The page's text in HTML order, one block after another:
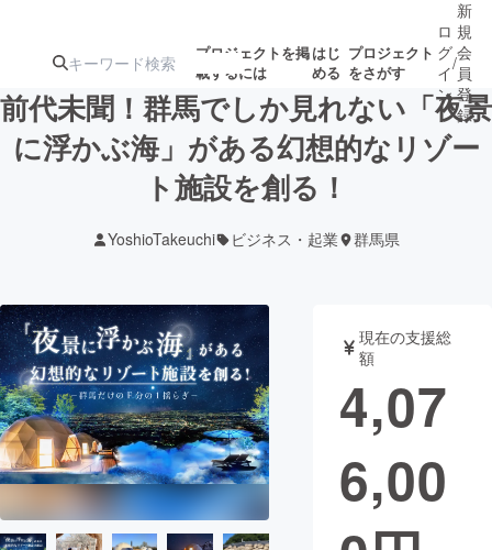
プロジェクトを掲
載するには
はじ
める
プロジェクト
をさがす
注目の新着プロ募集終了が近いプ
テクノロジー・ガジェット
映像・映画 書籍・雑誌
ビジネス・起業 チャレンジ
まちづくり・地域活性化
ロ
グ
イ
ン
/
新
規
会
員
登
録
前代未聞！群馬でしか見れない「夜景
に浮かぶ海」がある幻想的なリゾー
ト施設を創る！
YoshioTakeuchi ビジネス・起業 群馬県
現在の支援総
額
4,07
6,00